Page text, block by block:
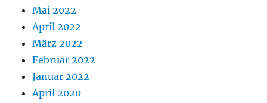
Mai 2022
April 2022
März 2022
Februar 2022
Januar 2022
April 2020